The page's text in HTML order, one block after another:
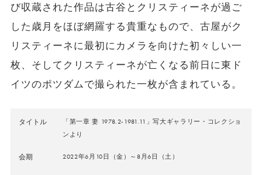
び収蔵された作品は古谷とクリスティーネが過ご
した歳月をほぼ網羅する貴重なもので、古屋がク
リスティーネに最初にカメラを向けた初々しい一
枚、そしてクリスティーネが亡くなる前日に東ド
イツのポツダムで撮られた一枚が含まれている。
タイトル 「第一章 妻 1978.2-1981.11」写大ギャラリー・ コレクショ
ンより
会期 2022年6月10日（金）～8月6日（土）